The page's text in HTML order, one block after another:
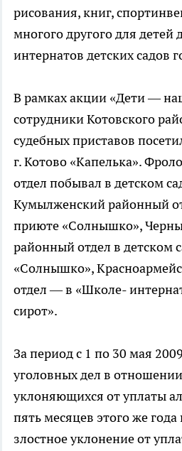
рисования, книг,
многого другого для детей
интернатов детских садов
В рамках акции «Дети —
сотрудники Котовского
судебных приставов
г. Котово «Капелька».
отдел побывал в детском
Кумылженский районный
приюте «Солнышко»,
районный отдел в детском
«Солнышко»,
отдел — в «Школе-
сирот».
За период с 1 по 30 мая
уголовных дел в
уклоняющихся от уплаты
пять месяцев этого же
злостное уклонение от